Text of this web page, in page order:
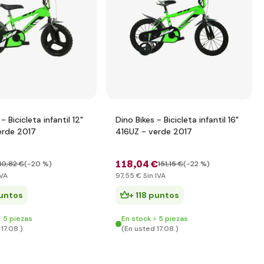
- Bicicleta infantil 12"
2017
,82 €(-20 %)
5 piezas
Dino Bikes - Bicicleta infantil 16"
416UZ - verde 2017
118,04 €151,15 €(-22 %)
97,55 € Sin IVA
+ 118 puntos
En stock > 5 piezas
(En usted 17.08.)